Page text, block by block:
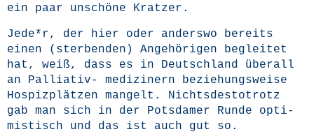
ein paar unschö­ne Kratzer.
Jede*r, der hier oder anders­wo bereits
einen (ster­ben­den) Ange­hö­ri­gen beglei­tet
hat, weiß, dass es in Deutsch­land über­all
an Pal­lia­tiv- medi­zi­nern bezie­hungs­wei­se
Hos­piz­plät­zen man­gelt. Nichts­des­to­trotz
gab man sich in der Pots­da­mer Run­de opti­
mis­tisch und das ist auch gut so.